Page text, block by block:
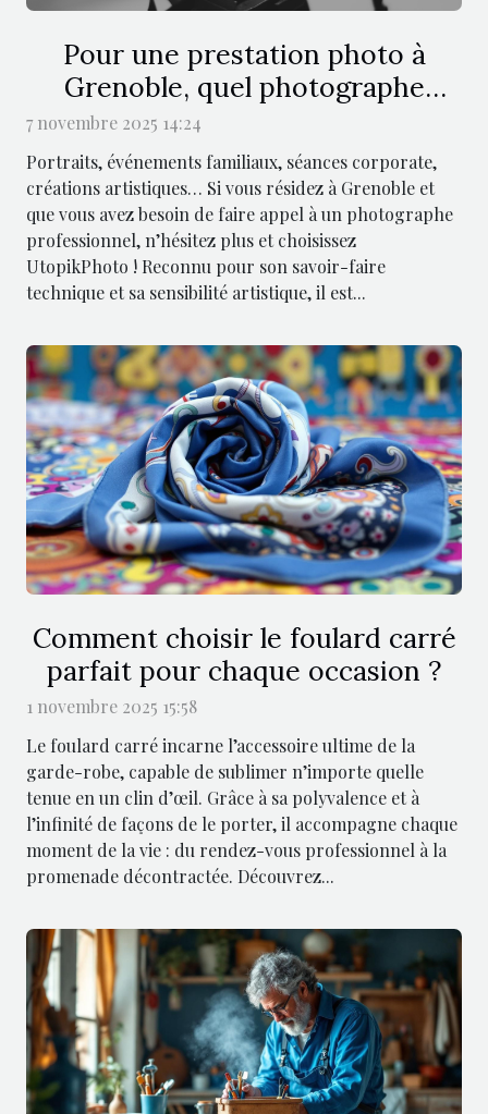
Pour une prestation photo à
Grenoble, quel photographe
contacter ?
7 novembre 2025 14:24
Portraits, événements familiaux, séances corporate,
créations artistiques… Si vous résidez à Grenoble et
que vous avez besoin de faire appel à un photographe
professionnel, n’hésitez plus et choisissez
UtopikPhoto ! Reconnu pour son savoir-faire
technique et sa sensibilité artistique, il est...
Comment choisir le foulard carré
parfait pour chaque occasion ?
1 novembre 2025 15:58
Le foulard carré incarne l’accessoire ultime de la
garde-robe, capable de sublimer n’importe quelle
tenue en un clin d’œil. Grâce à sa polyvalence et à
l’infinité de façons de le porter, il accompagne chaque
moment de la vie : du rendez-vous professionnel à la
promenade décontractée. Découvrez...